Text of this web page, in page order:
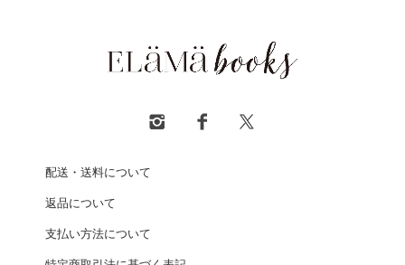
配送・送料について
返品について
支払い方法について